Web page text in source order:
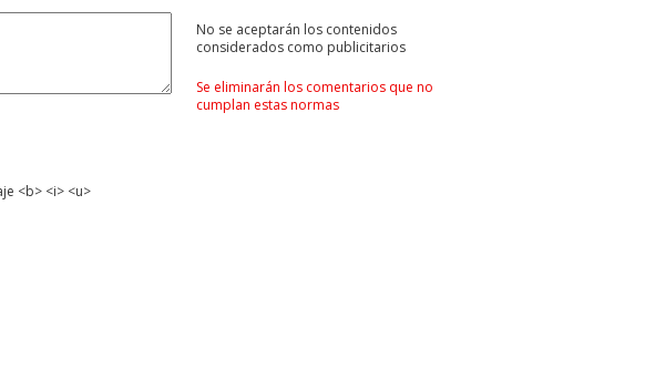
No se aceptarán los contenidos
considerados como publicitarios
Se eliminarán los comentarios que no
cumplan estas normas
<b> <i> <u>